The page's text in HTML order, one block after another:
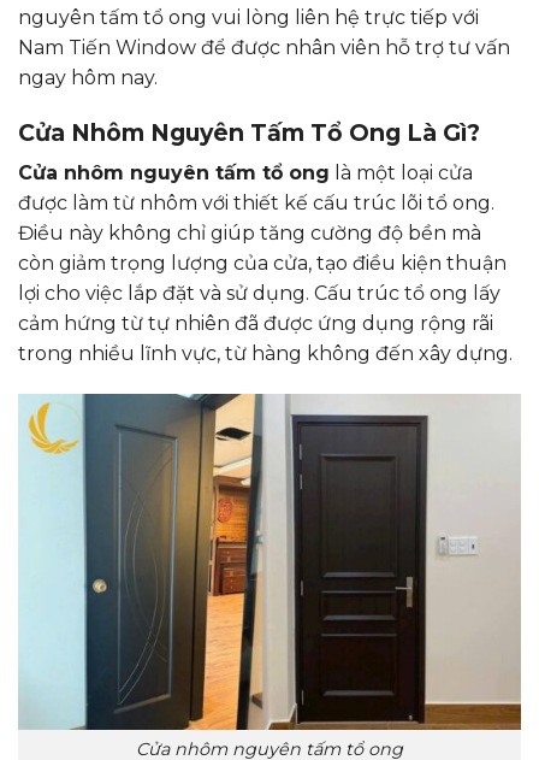
nguyên tấm tổ ong vui lòng liên hệ trực tiếp với
Nam Tiến Window để được nhân viên hỗ trợ tư vấn
ngay hôm nay.
Cửa Nhôm Nguyên Tấm Tổ Ong Là Gì?
Cửa nhôm nguyên tấm tổ ong là một loại cửa
được làm từ nhôm với thiết kế cấu trúc lõi tổ ong.
Điều này không chỉ giúp tăng cường độ bền mà
còn giảm trọng lượng của cửa, tạo điều kiện thuận
lợi cho việc lắp đặt và sử dụng. Cấu trúc tổ ong lấy
cảm hứng từ tự nhiên đã được ứng dụng rộng rãi
trong nhiều lĩnh vực, từ hàng không đến xây dựng.
Cửa nhôm nguyên tấm tổ ong